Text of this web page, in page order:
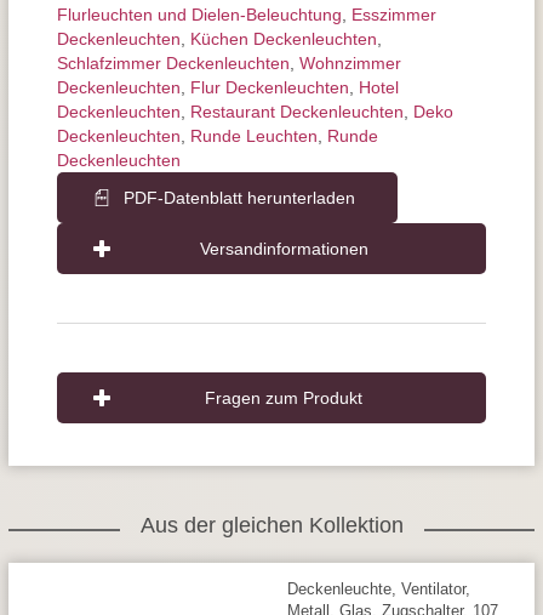
Flurleuchten und Dielen-Beleuchtung
Esszimmer
Deckenleuchten
Küchen Deckenleuchten
Schlafzimmer Deckenleuchten Wohnzimmer
Deckenleuchten
Flur Deckenleuchten
Hotel
Deckenleuchten
Restaurant Deckenleuchten
Deko
Deckenleuchten
Runde Leuchten
Runde
Deckenleuchten
PDF-Datenblatt herunterladen
Versandinformationen
Fragen zum Produkt
Aus der gleichen Kollektion
Deckenleuchte, Ventilator,
Metall, Glas, Zugschalter, 107